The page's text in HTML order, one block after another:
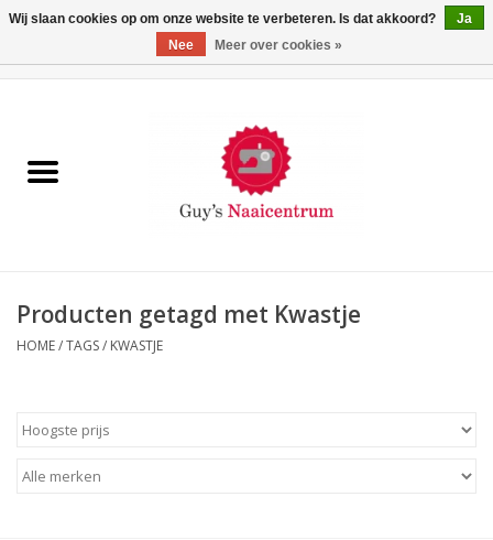
Machines
Paspoppen
Opbergsystemen
Producten getagd met Kwastje
HOME/TAGS/ KWASTJE
Wij slaan cookies op om onze website te verbeteren. Is dat akkoord?
Ja
Nee
Meer over cookies »